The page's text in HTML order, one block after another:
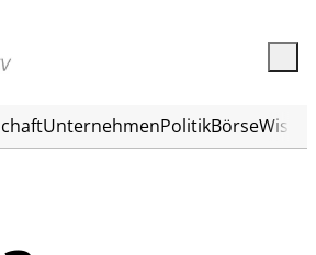
UnternehmenPolitikBörse